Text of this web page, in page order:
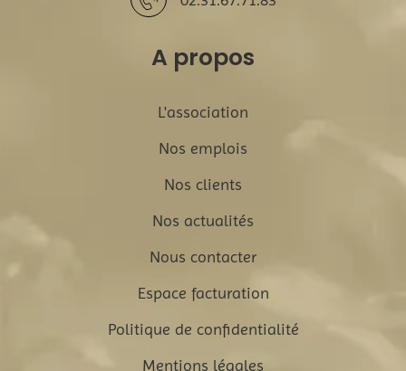
A propos
L'association
Nos emplois
Nos clients
Nos actualités
Nous contacter
Espace facturation
Politique de confidentialité
Mentions légales